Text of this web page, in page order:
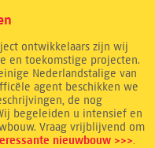
ontwikkelaars zijn wij
en toekomstige projecten.
Nederlandstalige van
agent beschikken we
de nog
begeleiden u intensief en
Vraag vrijblijvend om
nieuwbouw >>>.